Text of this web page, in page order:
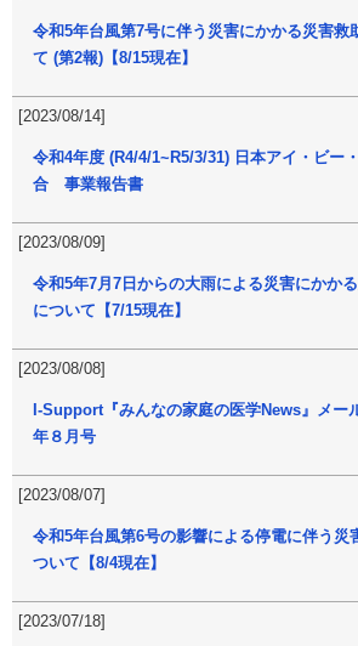
令和5年台風第7号に伴う災害にかかる災害救
て (第2報)【8/15現在】
[2023/08/14]
令和4年度 (R4/4/1~R5/3/31) 日本アイ・ビー
合 事業報告書
[2023/08/09]
令和5年7月7日からの大雨による災害にかか
について【7/15現在】
[2023/08/08]
I-Support『みんなの家庭の医学News』メー
年８月号
[2023/08/07]
令和5年台風第6号の影響による停電に伴う災
ついて【8/4現在】
[2023/07/18]